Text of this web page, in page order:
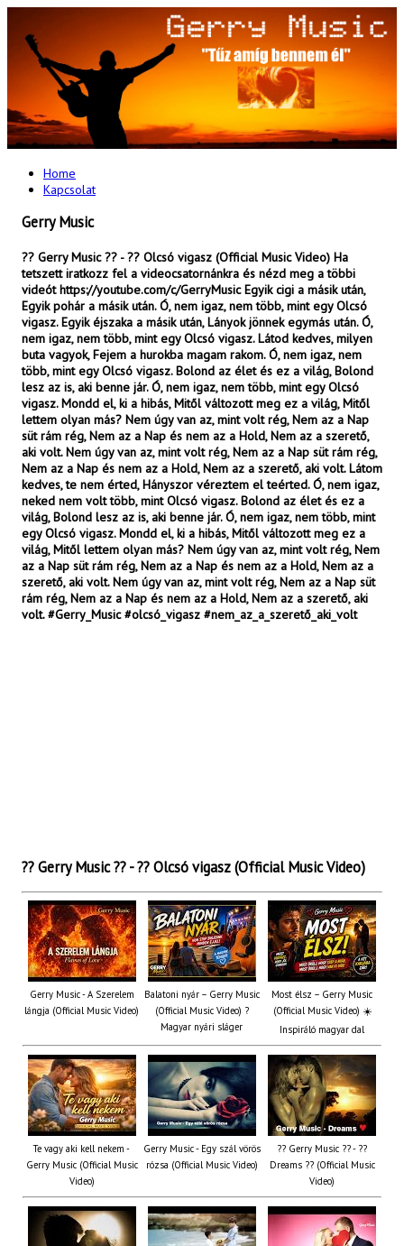
Home
Kapcsolat
Gerry Music
?? Gerry Music ?? - ?? Olcsó vigasz (Official Music Video) Ha
tetszett iratkozz fel a videocsatornánkra és nézd meg a többi
videót https://youtube.com/c/GerryMusic Egyik cigi a másik után,
Egyik pohár a másik után. Ó, nem igaz, nem több, mint egy Olcsó
vigasz. Egyik éjszaka a másik után, Lányok jönnek egymás után. Ó,
nem igaz, nem több, mint egy Olcsó vigasz. Látod kedves, milyen
buta vagyok, Fejem a hurokba magam rakom. Ó, nem igaz, nem
több, mint egy Olcsó vigasz. Bolond az élet és ez a világ, Bolond
lesz az is, aki benne jár. Ó, nem igaz, nem több, mint egy Olcsó
vigasz. Mondd el, ki a hibás, Mitől változott meg ez a világ, Mitől
lettem olyan más? Nem úgy van az, mint volt rég, Nem az a Nap
süt rám rég, Nem az a Nap és nem az a Hold, Nem az a szerető,
aki volt. Nem úgy van az, mint volt rég, Nem az a Nap süt rám rég,
Nem az a Nap és nem az a Hold, Nem az a szerető, aki volt. Látom
kedves, te nem érted, Hányszor véreztem el teérted. Ó, nem igaz,
neked nem volt több, mint Olcsó vigasz. Bolond az élet és ez a
világ, Bolond lesz az is, aki benne jár. Ó, nem igaz, nem több, mint
egy Olcsó vigasz. Mondd el, ki a hibás, Mitől változott meg ez a
világ, Mitől lettem olyan más? Nem úgy van az, mint volt rég, Nem
az a Nap süt rám rég, Nem az a Nap és nem az a Hold, Nem az a
szerető, aki volt. Nem úgy van az, mint volt rég, Nem az a Nap süt
rám rég, Nem az a Nap és nem az a Hold, Nem az a szerető, aki
volt. #Gerry_Music #olcsó_vigasz #nem_az_a_szerető_aki_volt
?? Gerry Music ?? - ?? Olcsó vigasz (Official Music Video)
Gerry Music - A Szerelem
lángja (Official Music Video)
Balatoni nyár – Gerry Music
(Official Music Video) ?
Magyar nyári sláger
Most élsz – Gerry Music
(Official Music Video) ☀️
Inspiráló magyar dal
Te vagy aki kell nekem -
Gerry Music (Official Music
Video)
Gerry Music - Egy szál vörös
rózsa (Official Music Video)
?? Gerry Music ?? - ??
Dreams ?? (Official Music
Video)